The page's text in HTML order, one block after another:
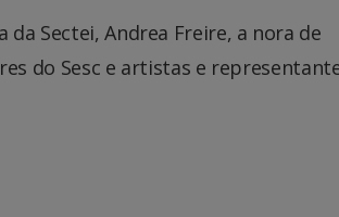
Sectei, Andrea Freire, a nora de
do Sesc e artistas e